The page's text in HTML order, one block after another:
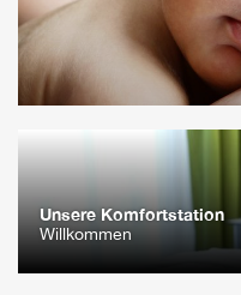
Unsere Komfortstation
Willkommen